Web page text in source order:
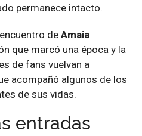
permanece intacto.
de Amaia
que marcó una época y la
de fans vuelvan a
acompañó algunos de los
de sus vidas.
entradas